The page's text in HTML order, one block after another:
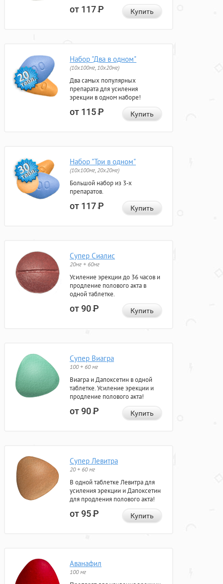
от 117Р Купить
Набор "Два в одном"
(10x100мг, 10x20мг)
Два самых популярных
препарата для усиления
эрекции в одном наборе!
от 115Р Купить
Набор "Три в одном"
(10x100мг, 20x20мг)
Большой набор из 3-х
препаратов.
от 117Р Купить
Супер Сиалис
20мг + 60мг
Усиление эрекции до 36 часов и
продление полового акта в
одной таблетке.
от 90Р Купить
Супер Виагра
100 + 60 мг
Виагра и Дапоксетин в одной
таблетке. Усиление эрекции и
продление полового акта!
от 90Р Купить
Супер Левитра
20 + 60 мг
В одной таблетке Левитра для
усиления эрекции и Дапоксетин
для продления полового акта!
от 95Р Купить
Аванафил
100 мг